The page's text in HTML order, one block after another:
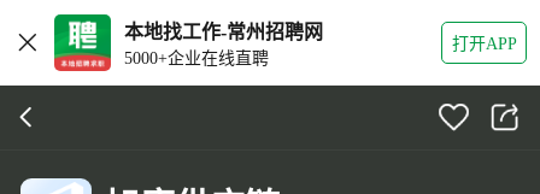
本地找工作-常州招聘网
5000+企业在线直聘
打开APP